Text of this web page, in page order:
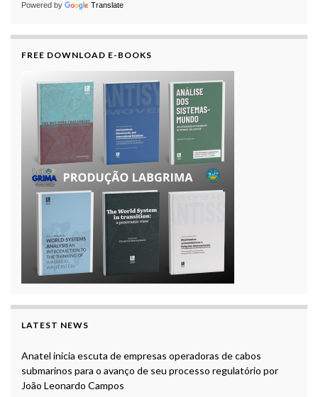
Powered by Translate
FREE DOWNLOAD E-BOOKS
LATEST NEWS
Anatel inicia escuta de empresas operadoras de cabos
submarinos para o avanço de seu processo regulatório por
João Leonardo Campos